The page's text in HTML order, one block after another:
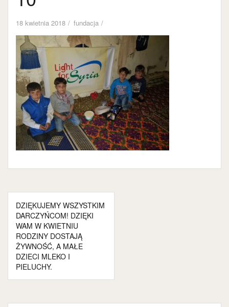
18 kwietnia 2018 fundacja
Nawigacja
wpisu
DZIĘKUJEMY WSZYSTKIM
DARCZYŃCOM! DZIĘKI
WAM W KWIETNIU
RODZINY DOSTAJĄ
ŻYWNOŚĆ, A MAŁE
DZIECI MLEKO I
PIELUCHY.